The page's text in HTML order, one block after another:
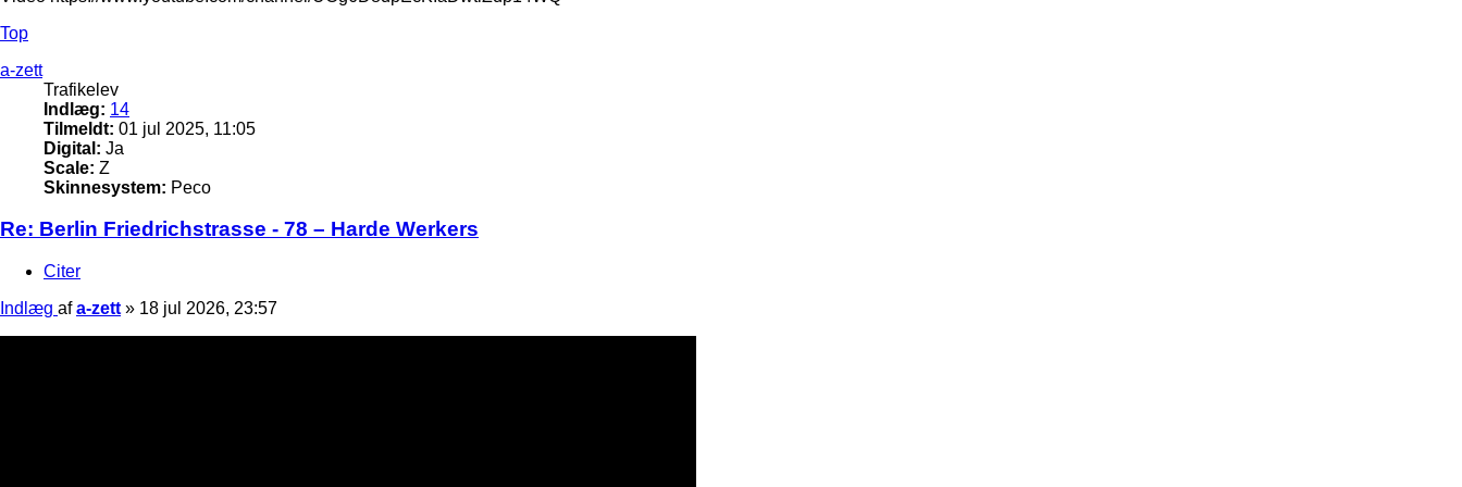
Top
a-zett
Trafikelev
Indlæg: 14
Tilmeldt: 01 jul 2025, 11:05
Digital: Ja
Scale: Z
Skinnesystem: Peco
Re: Berlin Friedrichstrasse - 78 – Harde Werkers
Citer
Indlæg afa-zett » 18 jul 2026, 23:57